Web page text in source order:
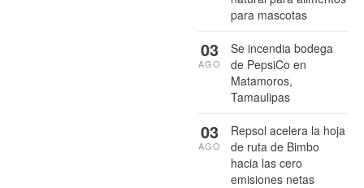
para mascotas
Se incendia bodega
de PepsiCo en
Matamoros,
Tamaulipas
03
AGO
Repsol acelera la hoja
de ruta de Bimbo
hacia las cero
emisiones netas
03
AGO